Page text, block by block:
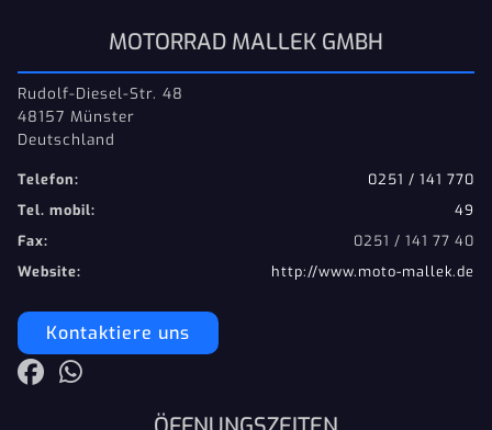
MOTORRAD MALLEK GMBH
Rudolf-Diesel-Str. 48
48157 Münster
Deutschland
Telefon:
0251 / 141 770
Tel. mobil:
49
Fax:
0251 / 141 77 40
Website:
http://www.moto-mallek.de
Kontaktiere uns